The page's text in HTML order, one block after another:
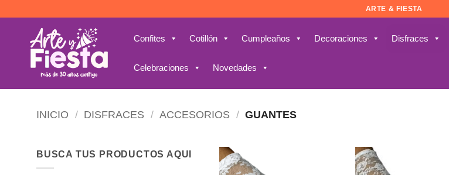
contenido
ARTE & FIESTA
Confites Cotillón Cumpleaños Decoraciones Disfraces
Celebraciones Novedades
INICIO / DISFRACES / ACCESORIOS / GUANTES
BUSCA TUS PRODUCTOS AQUI